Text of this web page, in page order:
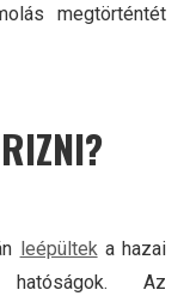
megtörténtét
leépülteka hazai
Az